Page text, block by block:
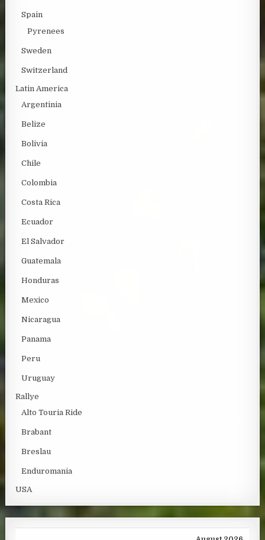
Spain
Pyrenees
Sweden
Switzerland
Latin America
Argentinia
Belize
Bolivia
Chile
Colombia
Costa Rica
Ecuador
El Salvador
Guatemala
Honduras
Mexico
Nicaragua
Panama
Peru
Uruguay
Rallye
Alto Touria Ride
Brabant
Breslau
Enduromania
USA